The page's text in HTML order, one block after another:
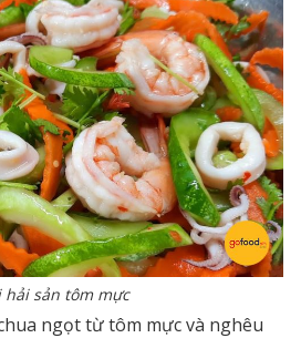
hải sản tôm mực
ngọt từ tôm mực và nghêu